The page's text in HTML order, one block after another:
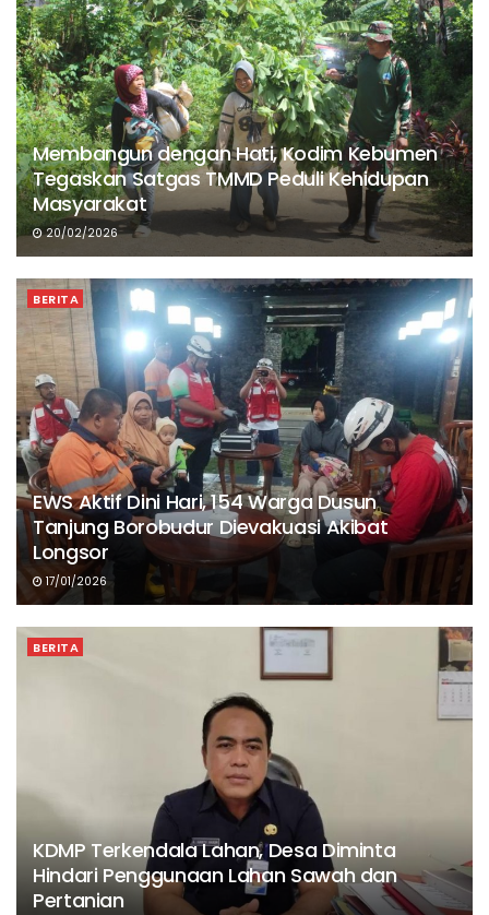
Membangun dengan Hati, Kodim Kebumen
Tegaskan Satgas TMMD Peduli Kehidupan
Masyarakat
20/02/2026
BERITA
EWS Aktif Dini Hari, 154 Warga Dusun
Tanjung Borobudur Dievakuasi Akibat
Longsor
17/01/2026
BERITA
KDMP Terkendala Lahan, Desa Diminta
Hindari Penggunaan Lahan Sawah dan
Pertanian